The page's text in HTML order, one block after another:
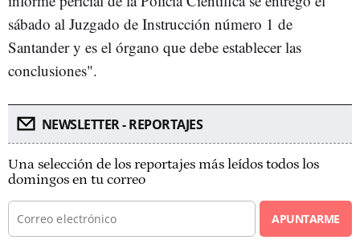
sábado al Juzgado de Instrucción número 1 de
Santander y es el órgano que debe establecer las
conclusiones".
NEWSLETTER - REPORTAJES
Una selección de los reportajes más leídos todos los
domingos en tu correo
APUNTARME